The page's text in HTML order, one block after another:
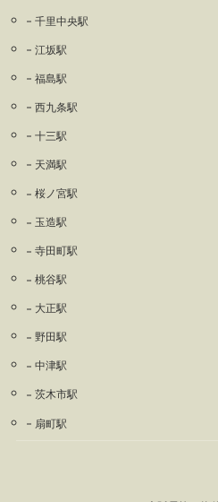
千里中央駅
江坂駅
福島駅
西九条駅
十三駅
天満駅
桜ノ宮駅
玉造駅
寺田町駅
桃谷駅
大正駅
野田駅
中津駅
茨木市駅
扇町駅